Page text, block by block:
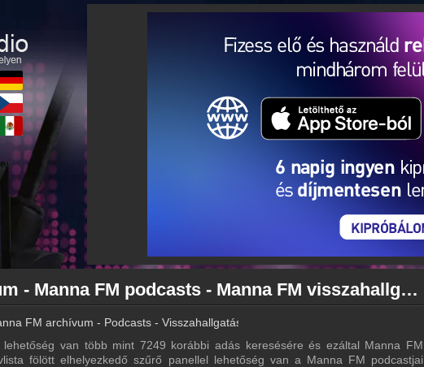
Manna FM archívum - Manna FM podcasts - Manna FM visszahallgatás
FM archívum - Podcasts - Visszahallgatás
van több mint 7249 korábbi adás keresésére és ezáltal Manna FM
fölött elhelyezkedő szűrő panellel lehetőség van a Manna FM podcastjai